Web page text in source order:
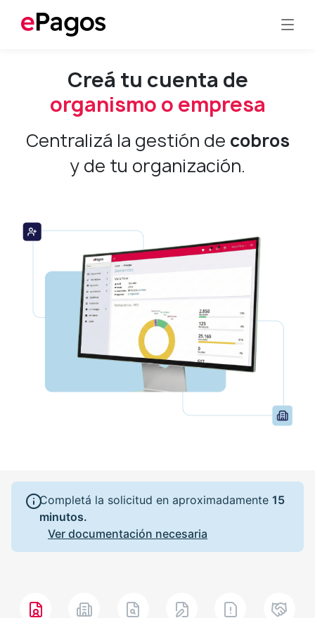
Creá tu cuenta de
organismo o empresa
Centralizá la gestión de cobros
y de tu organización.
Completá la solicitud en aproximadamente 15
minutos.
Ver documentación necesaria